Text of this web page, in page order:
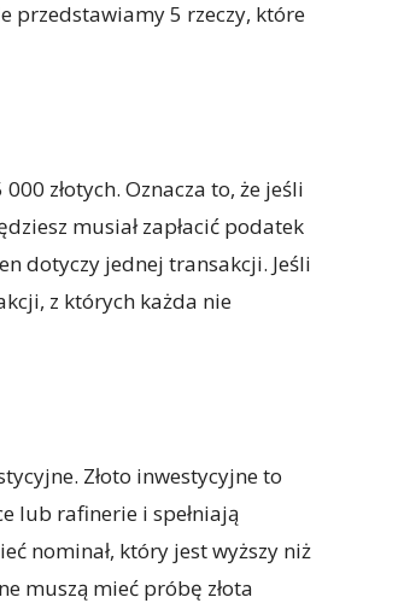
przedstawiamy 5 rzeczy, które
złotych. Oznacza to, że jeśli
musiał zapłacić podatek
dotyczy jednej transakcji. Jeśli
z których każda nie
Złoto inwestycyjne to
lub rafinerie i spełniają
nominał, który jest wyższy niż
muszą mieć próbę złota